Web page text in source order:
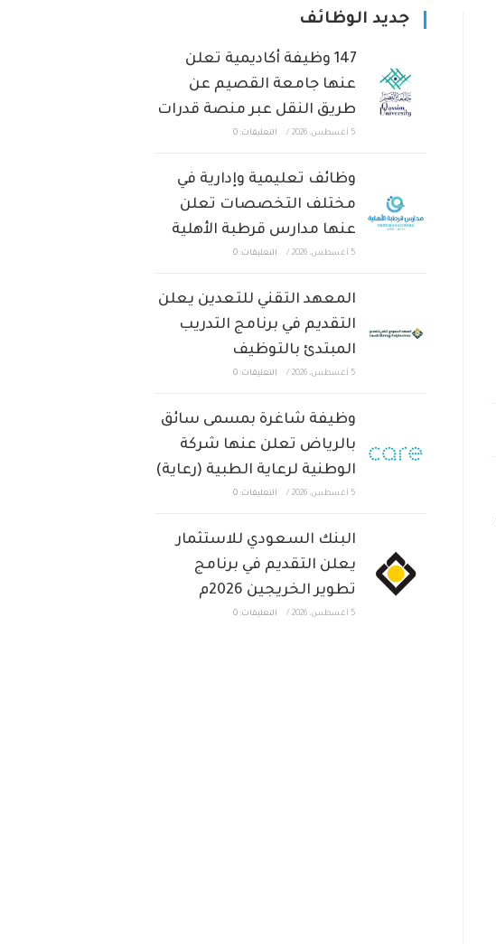
جديد الوظائف
147 وظيفة أكاديمية تعلن
عنها جامعة القصيم عن
طريق النقل عبر منصة قدرات
5 أغسطس، 2026 / التعليقات: 0
وظائف تعليمية وإدارية في
مختلف التخصصات تعلن
عنها مدارس قرطبة الأهلية
5 أغسطس، 2026 / التعليقات: 0
المعهد التقني للتعدين يعلن
التقديم في برنامج التدريب
المبتدئ بالتوظيف
5 أغسطس، 2026 / التعليقات: 0
وظيفة شاغرة بمسمى سائق
بالرياض تعلن عنها شركة
الوطنية لرعاية الطبية (رعاية)
5 أغسطس، 2026 / التعليقات: 0
البنك السعودي للاستثمار
يعلن التقديم في برنامج
تطوير الخريجين 2026م
5 أغسطس، 2026 / التعليقات: 0